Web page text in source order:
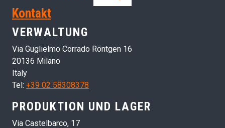
Kontakt
VERWALTUNG
Via Guglielmo Corrado Röntgen 16
20136 Milano
Italy
Tel: +39 02 58308378
PRODUKTION UND LAGER
Via Castelbarco, 17